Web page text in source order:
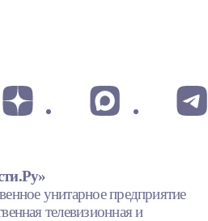
унитарное предприятие
телевизионная и